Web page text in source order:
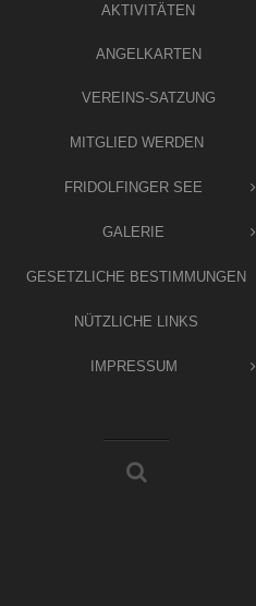
AKTIVITÄTEN
ANGELKARTEN
VEREINS-SATZUNG
MITGLIED WERDEN
FRIDOLFINGER SEE
GALERIE
GESETZLICHE BESTIMMUNGEN
NÜTZLICHE LINKS
IMPRESSUM